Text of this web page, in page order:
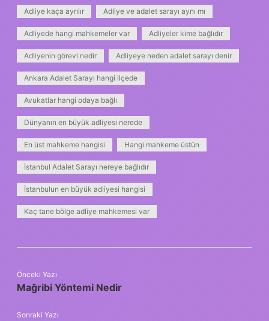
Adliye kaça ayrılır Adliye ve adalet sarayı aynı mı
Adliyede hangi mahkemeler var Adliyeler kime bağlıdır
Adliyenin görevi nedir Adliyeye neden adalet sarayı denir
Ankara Adalet Sarayı hangi ilçede
Avukatlar hangi odaya bağlı
Dünyanın en büyük adliyesi nerede
En üst mahkeme hangisi Hangi mahkeme üstün
İstanbul Adalet Sarayı nereye bağlıdır
İstanbulun en büyük adliyesi hangisi
Kaç tane bölge adliye mahkemesi var
Önceki Yazı
Mağribi Yöntemi Nedir
Sonraki Yazı